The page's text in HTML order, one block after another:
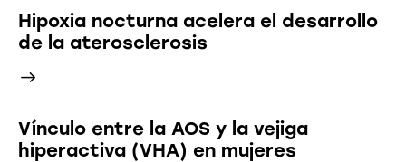
Hipoxia nocturna acelera el desarrollo
de la aterosclerosis
Vínculo entre la AOS y la vejiga
hiperactiva (VHA) en mujeres